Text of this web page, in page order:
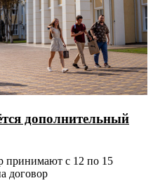
дополнительный
принимают с 12 по 15
договор